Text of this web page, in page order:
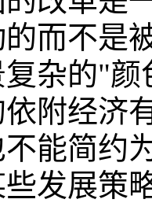
而不是
杂的"
附经济
能简约
发展策